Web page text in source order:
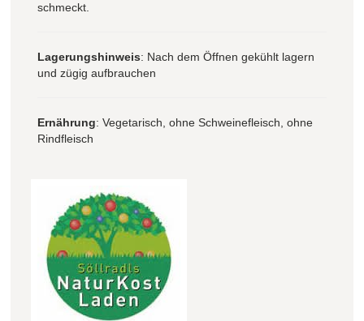
schmeckt.
Lagerungshinweis: Nach dem Öffnen gekühlt lagern
und zügig aufbrauchen
Ernährung: Vegetarisch, ohne Schweinefleisch, ohne
Rindfleisch